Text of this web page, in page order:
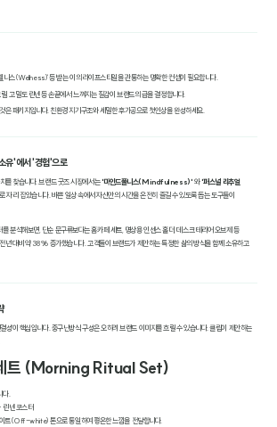
니스(Wellness)' 등 받는 이의 라이프스타일을 관통하는 명확한 컨셉이 필요합니다.
, 고밀도 린넨 등 손끝에서 느껴지는 질감이 브랜드의 급을 결정합니다.
은 패키지입니다. 친환경 지기구조와 세밀한 후가공으로 첫인상을 완성하세요.
유'에서 '경험'으로
를 찾습니다. 브랜드 굿즈 시장에서는'마인드풀니스(Mindfulness)' 와'퍼스널 리추얼
자리 잡았습니다. 바쁜 일상 속에서 자신만의 시간을 온전히 즐길 수 있도록 돕는 도구들이
분석해보면, 단순 문구류보다는 홈카페 세트, 명상용 인센스 홀더, 데스크 테리어 오브제 등
년 대비 약 38% 증가했습니다. 고객들이 브랜드가 제안하는 특정한 삶의 방식을 함께 소유하고
성'이 핵심입니다. 중구난방식 구성은 오히려 브랜드 이미지를 흐릴 수 있습니다. 클림이 제안하는
트 (Morning Ritual Set)
다.
넨 코스터
트(Off-white) 톤으로 통일하여 평온한 느낌을 전달합니다.